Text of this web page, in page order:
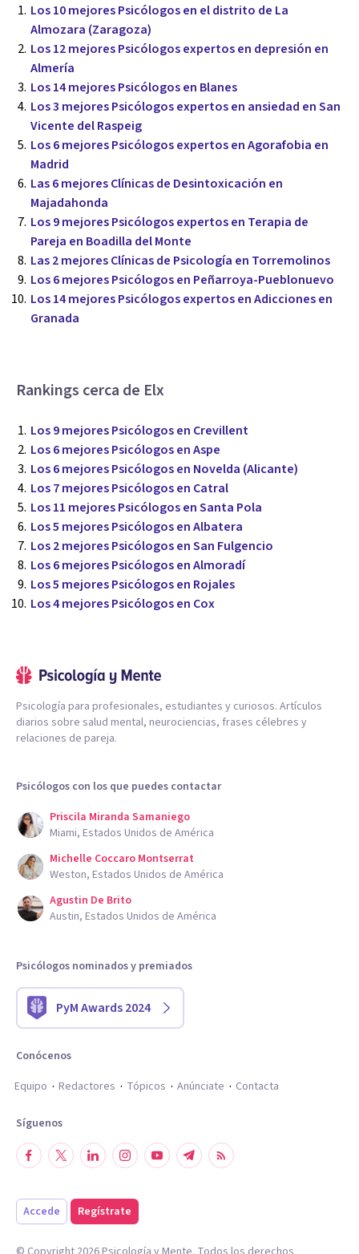
Los 10 mejores Psicólogos en el distrito de La
Almozara (Zaragoza)
Los 12 mejores Psicólogos expertos en depresión en
Almería
Los 14 mejores Psicólogos en Blanes
Los 3 mejores Psicólogos expertos en ansiedad en San
Vicente del Raspeig
Los 6 mejores Psicólogos expertos en Agorafobia en
Madrid
Las 6 mejores Clínicas de Desintoxicación en
Majadahonda
Los 9 mejores Psicólogos expertos en Terapia de
Pareja en Boadilla del Monte
Las 2 mejores Clínicas de Psicología en Torremolinos
Los 6 mejores Psicólogos en Peñarroya-Pueblonuevo
Los 14 mejores Psicólogos expertos en Adicciones en
Granada
Rankings cerca de Elx
Los 9 mejores Psicólogos en Crevillent
Los 6 mejores Psicólogos en Aspe
Los 6 mejores Psicólogos en Novelda (Alicante)
Los 7 mejores Psicólogos en Catral
Los 11 mejores Psicólogos en Santa Pola
Los 5 mejores Psicólogos en Albatera
Los 2 mejores Psicólogos en San Fulgencio
Los 6 mejores Psicólogos en Almoradí
Los 5 mejores Psicólogos en Rojales
Los 4 mejores Psicólogos en Cox
Psicología para profesionales, estudiantes y curiosos. Artículos
diarios sobre salud mental, neurociencias, frases célebres y
relaciones de pareja.
Psicólogos con los que puedes contactar
Priscila Miranda Samaniego
Miami, Estados Unidos de América
Michelle Coccaro Montserrat
Weston, Estados Unidos de América
Agustin De Brito
Austin, Estados Unidos de América
Psicólogos nominados y premiados
PyM Awards 2024
Conócenos
Equipo
Redactores Tópicos Anúnciate Contacta
Síguenos
Accede Regístrate